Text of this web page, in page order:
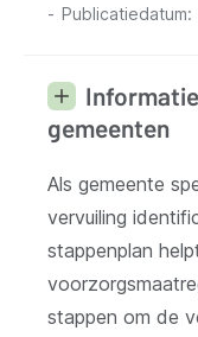
Publicatiedatum
gemeenten
Als gemeente
vervuiling
stappenplan
stappen om de